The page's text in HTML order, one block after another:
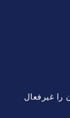
غیرفعال